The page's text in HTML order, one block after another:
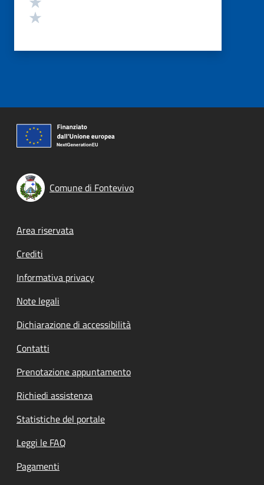
Comune di Fontevivo
Footer menu
Area riservata
Crediti
Informativa privacy
Note legali
Dichiarazione di accessibilità
Contatti
Prenotazione appuntamento
Richiedi assistenza
Statistiche del portale
Leggi le FAQ
Pagamenti